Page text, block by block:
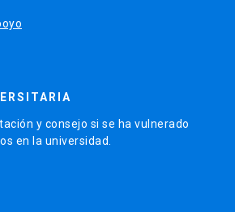
y consejo si se ha vulnerado
en la universidad.